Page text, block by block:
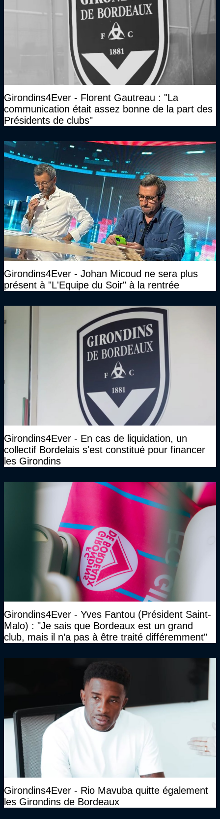
Girondins4Ever - Florent Gautreau : "La
communication était assez bonne de la part des
Présidents de clubs"
Girondins4Ever - Johan Micoud ne sera plus
présent à "L'Equipe du Soir" à la rentrée
Girondins4Ever - En cas de liquidation, un
collectif Bordelais s'est constitué pour financer
les Girondins
Girondins4Ever - Yves Fantou (Président Saint-
Malo) : "Je sais que Bordeaux est un grand
club, mais il n’a pas à être traité différemment"
Girondins4Ever - Rio Mavuba quitte également
les Girondins de Bordeaux